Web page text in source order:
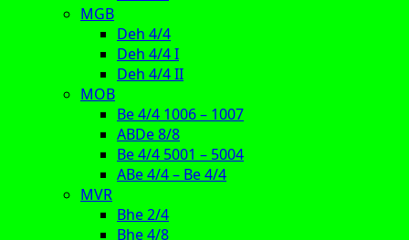
MGB
Deh 4/4
Deh 4/4 I
Deh 4/4 II
MOB
Be 4/4 1006 – 1007
ABDe 8/8
Be 4/4 5001 – 5004
ABe 4/4 – Be 4/4
MVR
Bhe 2/4
Bhe 4/8